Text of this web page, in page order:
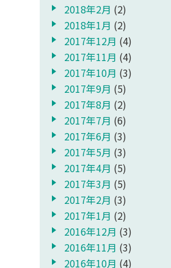
2018年2月 (2)
2018年1月 (2)
2017年12月 (4)
2017年11月 (4)
2017年10月 (3)
2017年9月 (5)
2017年8月 (2)
2017年7月 (6)
2017年6月 (3)
2017年5月 (3)
2017年4月 (5)
2017年3月 (5)
2017年2月 (3)
2017年1月 (2)
2016年12月 (3)
2016年11月 (3)
2016年10月 (4)